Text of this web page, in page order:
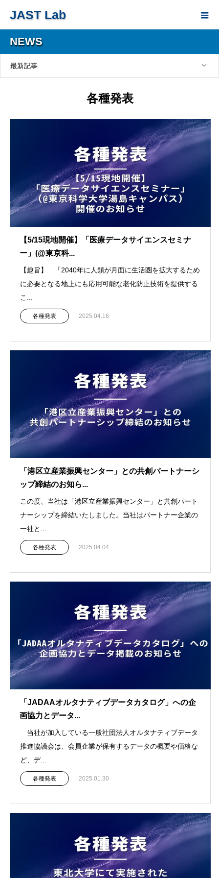
JAST Lab
NEWS
最新記事
各種発表
【5/15現地開催】「医療データサイエンスセミナ
ー」(@東京科...
【趣旨】 「2040年に人類が月面に生活圏を拡大するため
に必要となる地上にも応用可能な老化防止技術を提供する
こ...
各種発表 2025.04.16
「港区立産業振興センター」との共創パートナーシ
ップ締結のお知ら...
この度、当社は「港区立産業振興センター」と共創パート
ナーシップを締結いたしました。当社はパートナー企業の
一社と...
各種発表 2025.04.04
「JADAAオルタナティブデータカタログ」への企
画協力とデータ...
当社が加入している一般社団法人オルタナティブデータ
推進協議会は、会員企業が保有するデータの概要や価格な
ど、デ...
各種発表 2025.01.30